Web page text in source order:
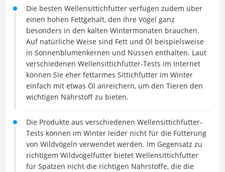
Die besten Wellensittichfutter verfügen zudem über
einen hohen Fettgehalt, den Ihre Vögel ganz
besonders in den kalten Wintermonaten brauchen.
Auf natürliche Weise sind Fett und Öl beispielsweise
in Sonnenblumenkernen und Nüssen enthalten. Laut
verschiedenen Wellensittichfutter-Tests im Internet
können Sie eher fettarmes Sittichfutter im Winter
einfach mit etwas Öl anreichern, um den Tieren den
wichtigen Nährstoff zu bieten.
Die Produkte aus verschiedenen Wellensittichfutter-
Tests können im Winter leider nicht für die Fütterung
von Wildvögeln verwendet werden. Im Gegensatz zu
richtigem Wildvogelfutter bietet Wellensittichfutter
für Spatzen nicht die richtigen Nährstoffe, die die